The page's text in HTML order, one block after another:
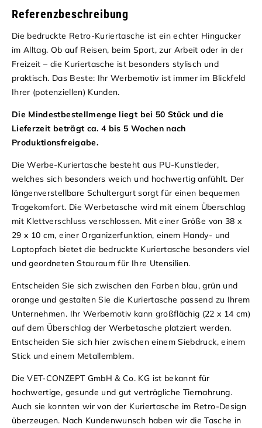
Referenzbeschreibung
Die bedruckte Retro-Kuriertasche ist ein echter Hingucker
im Alltag. Ob auf Reisen, beim Sport, zur Arbeit oder in der
Freizeit – die Kuriertasche ist besonders stylisch und
praktisch. Das Beste: Ihr Werbemotiv ist immer im Blickfeld
Ihrer (potenziellen) Kunden.
Die Mindestbestellmenge liegt bei 50 Stück und die
Lieferzeit beträgt ca. 4 bis 5 Wochen nach
Produktionsfreigabe.
Die Werbe-Kuriertasche besteht aus PU-Kunstleder,
welches sich besonders weich und hochwertig anfühlt. Der
längenverstellbare Schultergurt sorgt für einen bequemen
Tragekomfort. Die Werbetasche wird mit einem Überschlag
mit Klettverschluss verschlossen. Mit einer Größe von 38 x
29 x 10 cm, einer Organizerfunktion, einem Handy- und
Laptopfach bietet die bedruckte Kuriertasche besonders viel
und geordneten Stauraum für Ihre Utensilien.
Entscheiden Sie sich zwischen den Farben blau, grün und
orange und gestalten Sie die Kuriertasche passend zu Ihrem
Unternehmen. Ihr Werbemotiv kann großflächig (22 x 14 cm)
auf dem Überschlag der Werbetasche platziert werden.
Entscheiden Sie sich hier zwischen einem Siebdruck, einem
Stick und einem Metallemblem.
Die VET-CONZEPT GmbH & Co. KG ist bekannt für
hochwertige, gesunde und gut verträgliche Tiernahrung.
Auch sie konnten wir von der Kuriertasche im Retro-Design
überzeugen. Nach Kundenwunsch haben wir die Tasche in